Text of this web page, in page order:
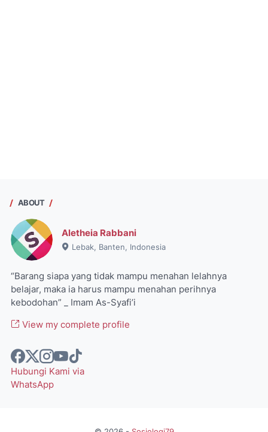
ABOUT
Aletheia Rabbani
Lebak, Banten, Indonesia
“Barang siapa yang tidak mampu menahan lelahnya
belajar, maka ia harus mampu menahan perihnya
kebodohan” _ Imam As-Syafi’i
View my complete profile
Hubungi Kami via
WhatsApp